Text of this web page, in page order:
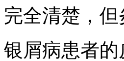
完全清楚，
银屑病患者